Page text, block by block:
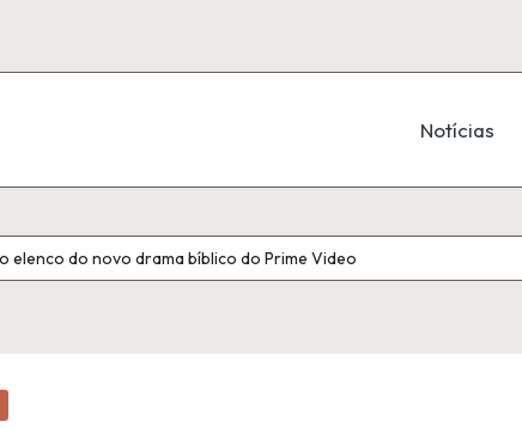
Notícias
elenco do novo drama bíblico do Prime Video